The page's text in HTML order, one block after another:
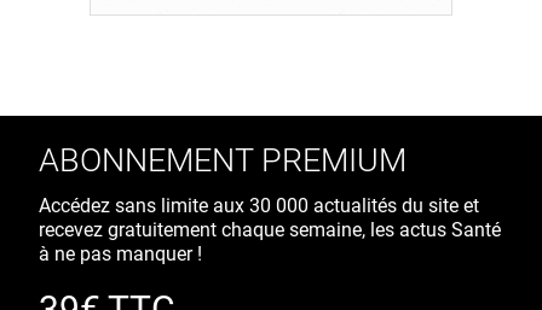
ABONNEMENT PREMIUM
Accédez sans limite aux 30 000 actualités du site et
recevez gratuitement chaque semaine, les actus Santé
à ne pas manquer !